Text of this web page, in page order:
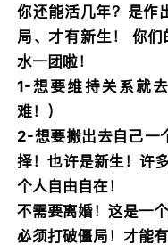
你还能活几年？是作
局、才有新生！ 你
水一团啦！
1-想要维持关系就
难！）
2-想要搬出去自己一
择！也许是新生！许
个人自由自在！
不需要离婚！这是一个
必须打破僵局！才能有